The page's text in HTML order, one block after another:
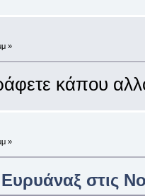
»
κάπου
»
στις